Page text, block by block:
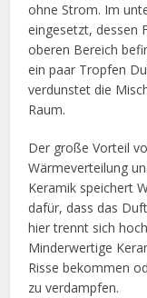
ohne Strom. Im
eingesetzt, dessen
oberen Bereich
ein paar Tropfen
verdunstet die
Raum.
Der große Vorteil
Wärmeverteilung
Keramik speichert
dafür, dass das
hier trennt sich
Minderwertige
Risse bekommen
zu verdampfen.